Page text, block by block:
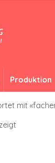
Produktion
mit